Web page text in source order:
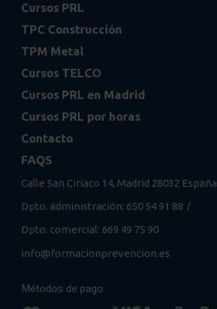
Cursos PRL
TPC Construcción
TPM Metal
Cursos TELCO
Cursos PRL en Madrid
Cursos PRL por horas
Contacto
FAQS
Calle San Ciriaco 14, Madrid 28032 España
Dpto. administración: 650 54 91 88 /
Dpto. comercial: 669 49 75 90
info@formacionprevencion.es
Métodos de pago: